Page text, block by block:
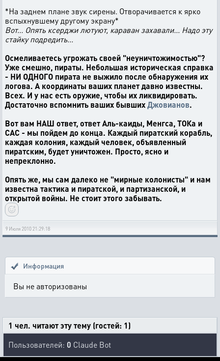
*На заднем плане звук сирены. Отворачивается к ярко
вспыхнувшему другому экрану*
Вот... Опять ксерджи лютуют, караван захавали... Надо эту
стайку подредить...
Осмеливаетесь угрожать своей "неуничтожимостью"?
Уже смешно, пираты. Небольшая историческая справка
- НИ ОДНОГО пирата не выжило после обнаружения их
логова. А координаты ваших планет давно известны.
Всех. И у нас есть оружие, чтобы их ликвидировать.
Достаточно вспомнить ваших бывшихДжовианов.
Вот вам НАШ ответ, ответ Аль-каиды, Менгса, ТОКа и
САС - мы пойдем до конца. Каждый пиратский корабль,
каждая колония, каждый человек, объявленный
пиратским, будет уничтожен. Просто, ясно и
непреклонно.
Опять же, мы сам далеко не "мирные колонисты" и нам
известна тактика и пиратской, и партизанской, и
открытой войны. Не стоит этого забывать.
9 Июля 2010 21:29:18
Информация
Вы не авторизованы
1 чел. читают эту тему (гостей: 1)
Пользователей: 0 Claude Bot